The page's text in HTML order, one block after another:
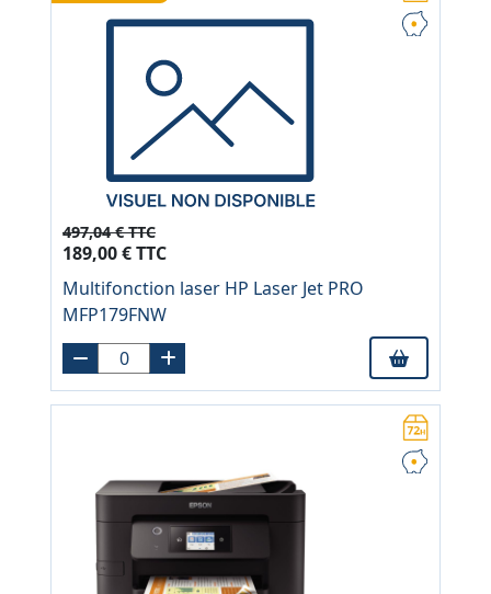
497,04 € TTC
189,00 € TTC
Multifonction laser HP Laser Jet PRO
MFP179FNW